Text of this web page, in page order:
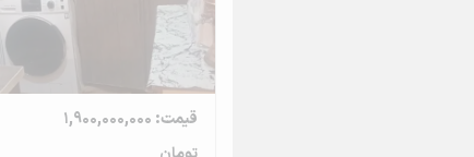
قیمت: 1,900,000,000